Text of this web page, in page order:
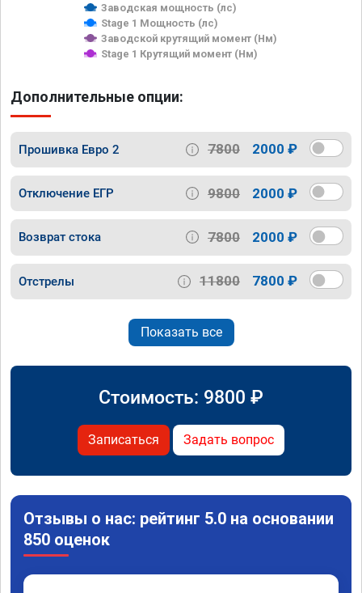
Заводская мощность (лс)
Stage 1 Мощность (лс)
Заводской крутящий момент (Нм)
Stage 1 Крутящий момент (Нм)
Дополнительные опции:
Прошивка Евро 2 7800 2000 ₽
Отключение ЕГР 9800 2000 ₽
Возврат стока 7800 2000 ₽
Отстрелы 11800 7800 ₽
Показать все
Стоимость: 9800 ₽
Записаться Задать вопрос
Отзывы о нас: рейтинг 5.0 на основании
850 оценок